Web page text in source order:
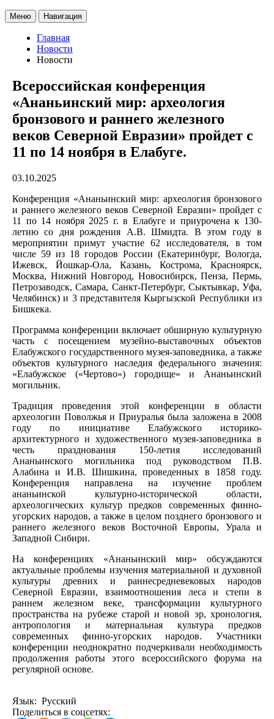
Меню Навигация
Главная
Новости
Новости
Всероссийская конференция
«Ананьинский мир: археология
бронзового и раннего железного
веков Северной Евразии» пройдет с
11 по 14 ноября в Елабуге.
03.10.2025
Конференция «Ананьинский мир: археология бронзового
и раннего железного веков Северной Евразии» пройдет с
11 по 14 ноября 2025 г. в Елабуге и приурочена к 130-
летию со дня рождения А.В. Шмидта. В этом году в
мероприятии примут участие 62 исследователя, в том
числе 59 из 18 городов России (Екатеринбург, Вологда,
Ижевск, Йошкар-Ола, Казань, Кострома, Красноярск,
Москва, Нижний Новгород, Новосибирск, Пенза, Пермь,
Петрозаводск, Самара, Санкт-Петербург, Сыктывкар, Уфа,
Челябинск) и 3 представителя Кыргызской Республики из
Бишкека.
Программа конференции включает обширную культурную
часть с посещением музейно-выставочных объектов
Елабужского государственного музея-заповедника, а также
объектов культурного наследия федерального значения:
«Елабужское («Чертово») городище» и Ананьинский
могильник.
Традиция проведения этой конференции в области
археологии Поволжья и Приуралья была заложена в 2008
году по инициативе Елабужского историко-
архитектурного и художественного музея-заповедника в
честь празднования 150-летия исследований
Ананьинского могильника под руководством П.В.
Алабина и И.В. Шишкина, проведенных в 1858 году.
Конференция направлена на изучение проблем
ананьинской культурно-исторической области,
археологических культур предков современных финно-
угорских народов, а также в целом позднего бронзового и
раннего железного веков Восточной Европы, Урала и
Западной Сибири.
На конференциях «Ананьинский мир» обсуждаются
актуальные проблемы изучения материальной и духовной
культуры древних и раннесредневековых народов
Северной Евразии, взаимоотношения леса и степи в
раннем железном веке, трансформации культурного
пространства на рубеже старой и новой эр, хронология,
антропология и материальная культура предков
современных финно-угорских народов. Участники
конференции неоднократно подчеркивали необходимость
продолжения работы этого всероссийского форума на
регулярной основе.
Язык: Русский
Поделиться в соцсетях: